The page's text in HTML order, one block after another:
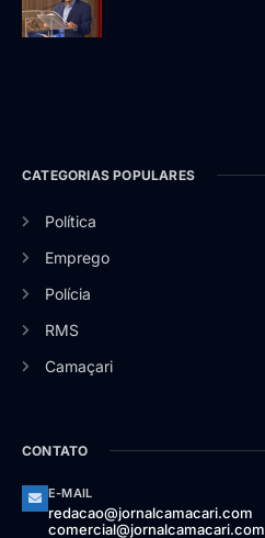
CATEGORIAS POPULARES
Política
Emprego
Polícia
RMS
Camaçari
CONTATO
E-MAIL
redacao@jornalcamacari.com
comercial@jornalcamacari.com